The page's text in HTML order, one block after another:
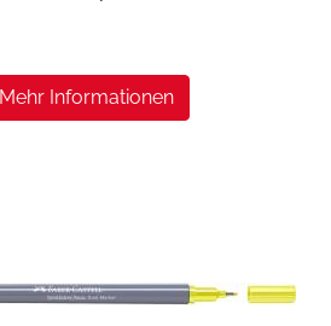
Mehr Informationen